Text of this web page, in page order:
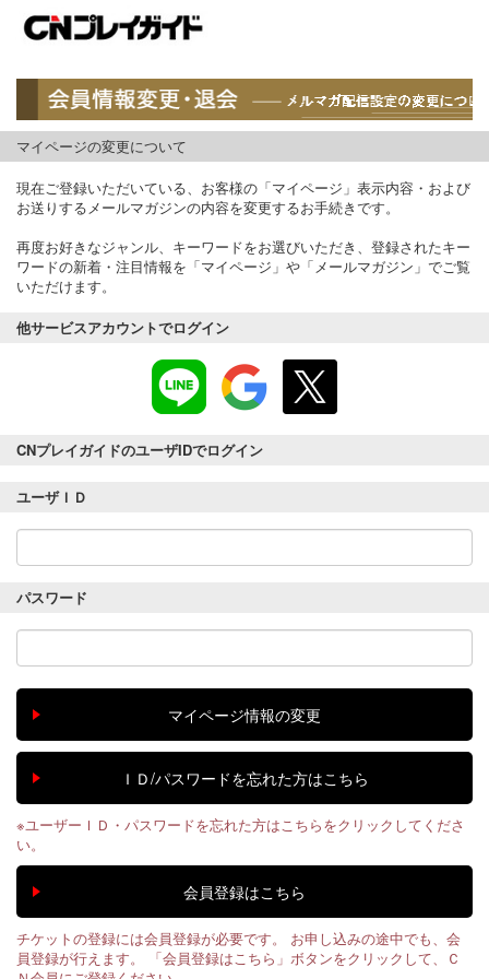
マイページの変更について
現在ご登録いただいている、お客様の「マイページ」表示内容・および
お送りするメールマガジンの内容を変更するお手続きです。
再度お好きなジャンル、キーワードをお選びいただき、登録されたキー
ワードの新着・注目情報を「マイページ」や「メールマガジン」でご覧
いただけます。
他サービスアカウントでログイン
CNプレイガイドのユーザIDでログイン
ユーザＩＤ
パスワード
※ユーザーＩＤ・パスワードを忘れた方はこちらをクリックしてくださ
い。
チケットの登録には会員登録が必要です。 お申し込みの途中でも、会
員登録が行えます。 「会員登録はこちら」ボタンをクリックして、Ｃ